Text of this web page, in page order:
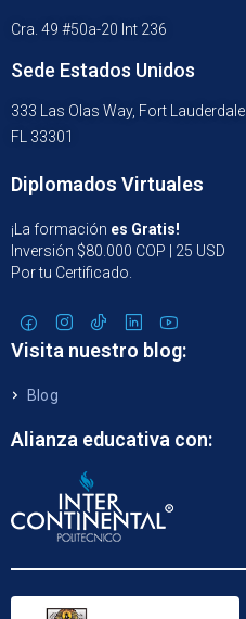
Cra. 49 #50a-20 Int 236
Sede Estados Unidos
333 Las Olas Way, Fort Lauderdale
FL 33301
Diplomados Virtuales
¡La formación es Gratis!
Inversión $80.000 COP | 25 USD
Por tu Certificado.
Visita nuestro blog:
Blog
Alianza educativa con: